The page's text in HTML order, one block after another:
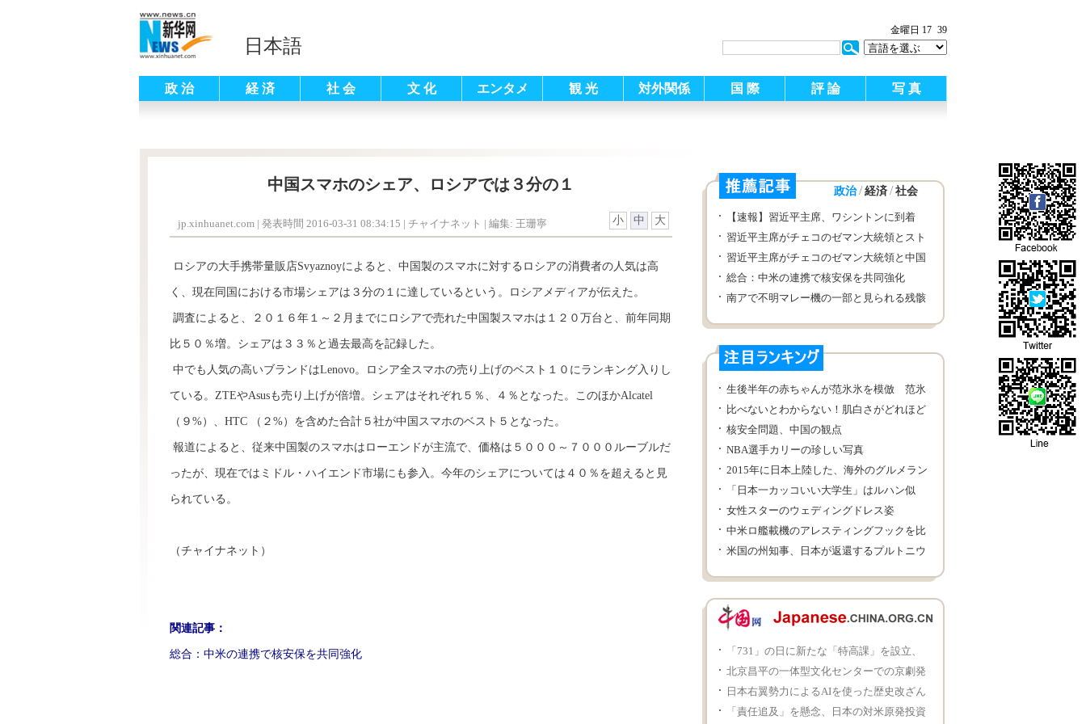
日本語
金曜日 17 39
政 治 経 済 社 会 文 化 エンタメ 観 光 対外関係 国 際 評 論 写 真
中国スマホのシェア、ロシアでは３分の１
jp.xinhuanet.com | 発表時間 2016-03-31 08:34:15 | チャイナネット | 編集: 王珊寧 小 中 大
ロシアの大手携帯量販店Svyaznoyによると、中国製のスマホに対するロシアの消費者の人気は高
く、現在同国における市場シェアは３分の１に達しているという。ロシアメディアが伝えた。
調査によると、２０１６年１～２月までにロシアで売れた中国製スマホは１２０万台と、前年同期
比５０％増。シェアは３３％と過去最高を記録した。
中でも人気の高いブランドはLenovo。ロシア全スマホの売り上げのベスト１０にランキング入りし
ている。ZTEやAsusも売り上げが倍増。シェアはそれぞれ５％、４％となった。このほかAlcatel
（９%）、НТС （２%）を含めた合計５社が中国スマホのベスト５となった。
報道によると、従来中国製のスマホはローエンドが主流で、価格は５０００～７０００ルーブルだ
ったが、現在ではミドル・ハイエンド市場にも参入。今年のシェアについては４０％を超えると見
られている。
（チャイナネット）
関連記事：
総合：中米の連携で核安保を共同強化
政治 / 経済 / 社会
【速報】習近平主席、ワシントンに到着
核セキュリティーサミット出席へ
習近平主席がチェコのゼマン大統領とスト
ラホフ図書館を共同見学
習近平主席がチェコのゼマン大統領と中国
チェコ経済貿易協力円卓会議に共同出席
総合：中米の連携で核安保を共同強化
南アで不明マレー機の一部と見られる残骸
生後半年の赤ちゃんが范氷氷を模倣 范氷
氷本人「いいね」
比べないとわからない！肌白さがどれほど
重要
核安全問題、中国の観点
NBA選手カリーの珍しい写真
2015年に日本上陸した、海外のグルメラン
キング
「日本一カッコいい大学生」はルハン似
女性スターのウェディングドレス姿
中米ロ艦載機のアレスティングフックを比
較
米国の州知事、日本が返還するプルトニウ